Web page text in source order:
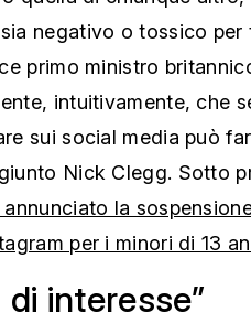
negativo o tossico
primo ministro
intuitivamente, che
sui social media può
Nick Clegg. Sotto
annunciato la
per i minori di 13
interesse”